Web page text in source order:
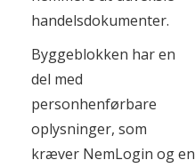
handelsdokumenter.
Byggeblokken har en
del med
personhenførbare
oplysninger, som
kræver NemLogin og en